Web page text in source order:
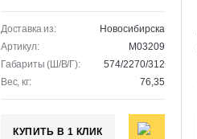
Доставка из:
Новосибирска
Артикул:
M03209
Габариты (Ш/В/Г):
574/2270/312
Вес, кг:
76,35
КУПИТЬ В 1 КЛИК